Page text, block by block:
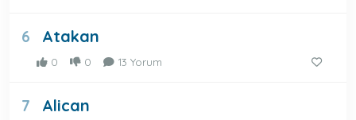
6 Atakan
0 0 13 Yorum
7 Alican